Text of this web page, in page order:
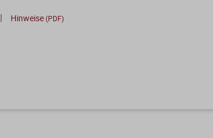
| Hinweise(PDF)